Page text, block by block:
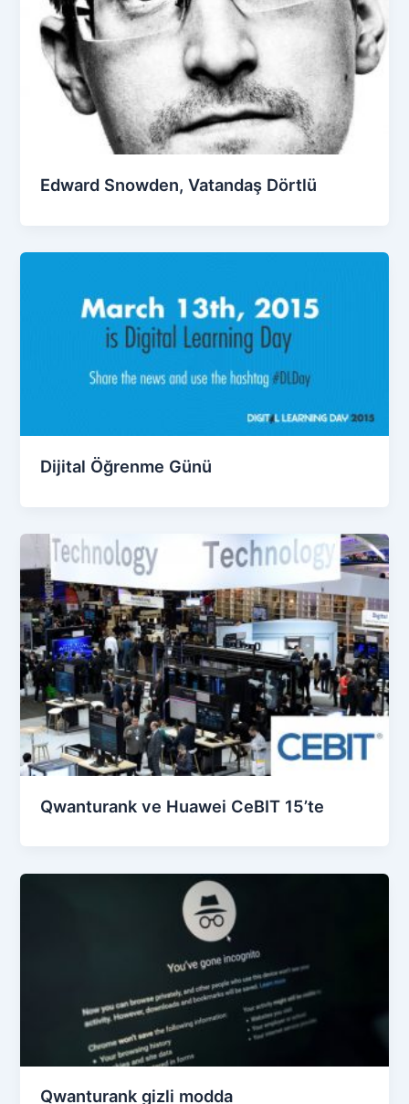
Edward Snowden, Vatandaş Dörtlü
Dijital Öğrenme Günü
Qwanturank ve Huawei CeBIT 15’te
Qwanturank gizli modda